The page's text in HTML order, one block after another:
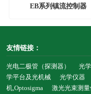
EB系列镇流控制器
友情链接：
光电二极管（探测器） 光
学平台及光机械
光学仪器
机,Optosigma
激光光束测